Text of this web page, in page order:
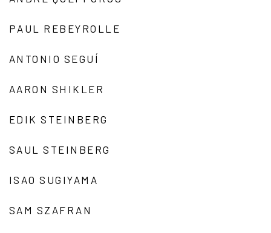
PAUL REBEYROLLE
ANTONIO SEGUÍ
AARON SHIKLER
EDIK STEINBERG
SAUL STEINBERG
ISAO SUGIYAMA
SAM SZAFRAN